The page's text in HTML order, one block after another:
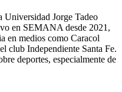
Universidad Jorge Tadeo
en SEMANA desde 2021,
en medios como Caracol
club Independiente Santa Fe.
deportes, especialmente de